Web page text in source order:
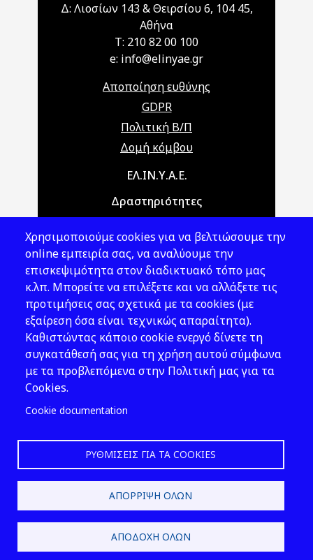
Δ: Λιοσίων 143 & Θειρσίου 6, 104 45,
Αθήνα
T: 210 82 00 100
e: info@elinyae.gr
Αποποίηση ευθύνης
GDPR
Πολιτική Β/Π
Δομή κόμβου
Main navigationΕΛ.ΙΝ.Υ.Α.Ε.
Δραστηριότητες
Νομοθεσία
Εκδόσεις
Νέα - Εκδηλώσεις
Ακολουθήστε μας
Χρησιμοποιούμε cookies για να βελτιώσουμε την
online εμπειρία σας, να αναλύουμε την
επισκεψιμότητα στον διαδικτυακό τόπο μας
κ.λπ. Μπορείτε να επιλέξετε και να αλλάξετε τις
προτιμήσεις σας σχετικά με τα cookies (με
εξαίρεση όσα είναι τεχνικώς απαραίτητα).
Καθιστώντας κάποιο cookie ενεργό δίνετε τη
συγκατάθεσή σας για τη χρήση αυτού σύμφωνα
με τα προβλεπόμενα στην Πολιτική μας για τα
Cookies.
Cookie documentation
ΡΥΘΜΊΣΕΙΣ ΓΙΑ ΤΑ COOKIES
ΑΠΌΡΡΙΨΗ ΌΛΩΝ
ΑΠΟΔΟΧΉ ΌΛΩΝ
2026 © ΕΛ.ΙΝ.Υ.Α.Ε.
Design & Development by